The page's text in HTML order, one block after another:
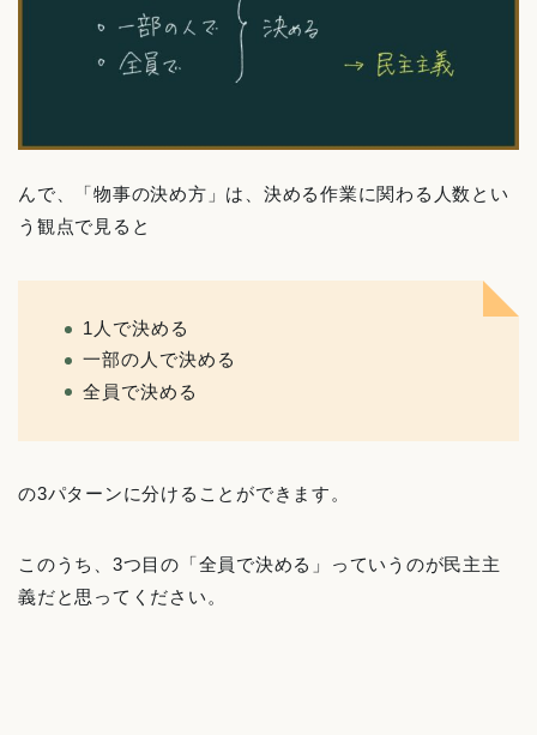
んで、「物事の決め方」は、決める作業に関わる人数とい
う観点で見ると
1人で決める
一部の人で決める
全員で決める
の3パターンに分けることができます。
このうち、3つ目の「全員で決める」っていうのが民主主
義だと思ってください。